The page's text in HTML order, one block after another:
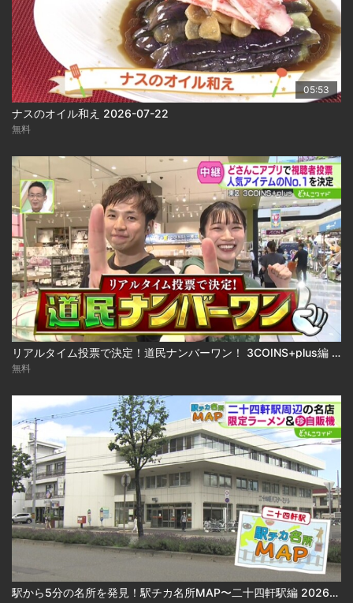
05:53
ナスのオイル和え 2026-07-22
無料
リアルタイム投票で決定！道民ナンバーワン！ 3COINS+plus編 2026-07-22
無料
駅から5分の名所を発見！駅チカ名所MAP〜二十四軒駅編 2026-07-22